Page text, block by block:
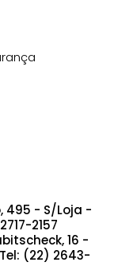
495 - S/Loja -
2157
16 -
(22) 2643-